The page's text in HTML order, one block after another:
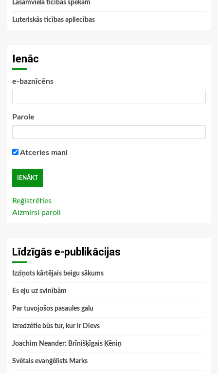
Lasāmviela ticības spēkam
Luteriskās ticības apliecības
Ienāc
e-baznīcēns
Parole
Atceries mani
Reģistrēties
Aizmirsi paroli
Līdzīgās e-publikācijas
Izziņots kārtējais beigu sākums
Es eju uz svinībām
Par tuvojošos pasaules galu
Izredzētie būs tur, kur ir Dievs
Joachim Neander: Brīnišķīgais Ķēniņ
Svētais evaņģēlists Marks